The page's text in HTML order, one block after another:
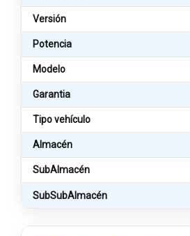
Versión
Potencia
Modelo
Garantia
Tipo vehículo
Almacén
SubAlmacén
SubSubAlmacén